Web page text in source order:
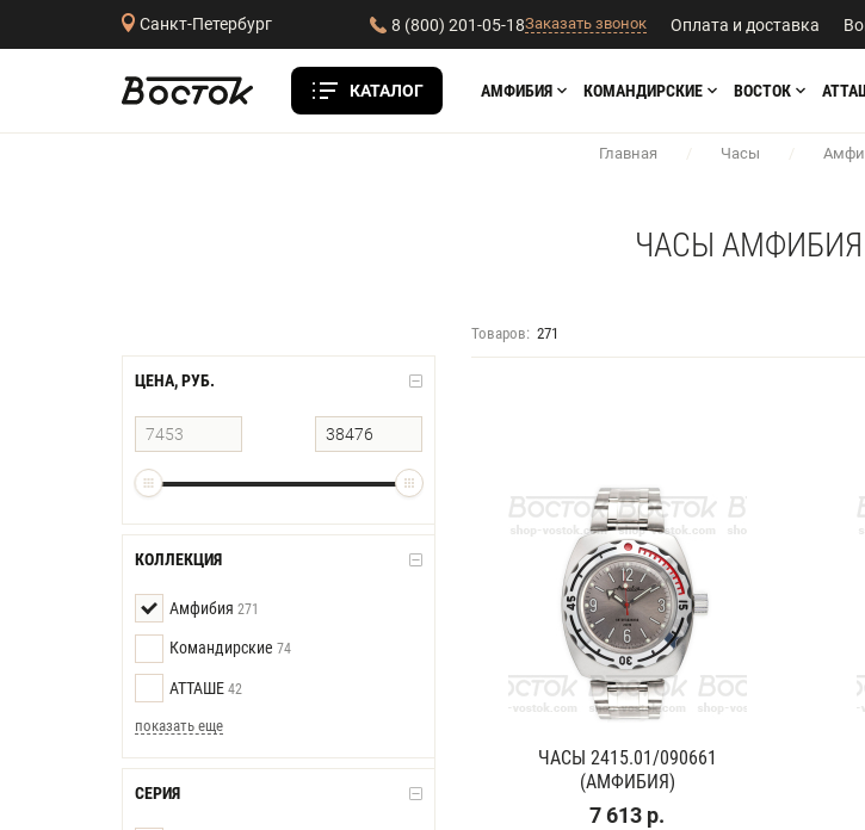
Санкт-Петербург 8 (800) 201-05-18Заказать звонок Оплата и доставка
КАТАЛОГ АМФИБИЯ КОМАНДИРСКИЕ ВОСТОК
Главная / Часы /
ЧАСЫ АМФИБИЯ
ЦЕНА, РУБ.
КОЛЛЕКЦИЯ
Амфибия 271
Командирские 74
АТТАШЕ 42
показать еще
СЕРИЯ
Товаров: 271
ЧАСЫ 2415.01/090661
(АМФИБИЯ)
7 613 р.